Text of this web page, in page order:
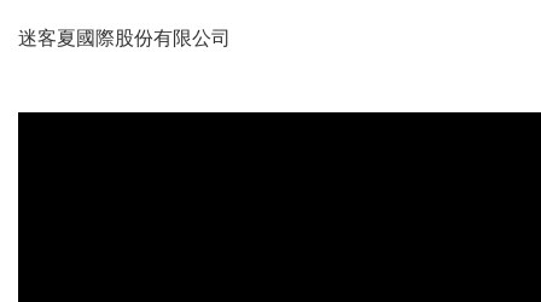
迷客夏國際股份有限公司